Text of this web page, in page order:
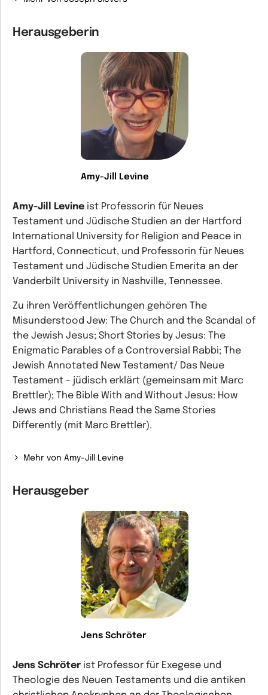
Herausgeberin
Amy-Jill Levine
Amy-Jill Levine ist Professorin für Neues
Testament und Jüdische Studien an der Hartford
International University for Religion and Peace in
Hartford, Connecticut, und Professorin für Neues
Testament und Jüdische Studien Emerita an der
Vanderbilt University in Nashville, Tennessee.
Zu ihren Veröffentlichungen gehören The
Misunderstood Jew: The Church and the Scandal of
the Jewish Jesus; Short Stories by Jesus: The
Enigmatic Parables of a Controversial Rabbi; The
Jewish Annotated New Testament/ Das Neue
Testament - jüdisch erklärt (gemeinsam mit Marc
Brettler); The Bible With and Without Jesus: How
Jews and Christians Read the Same Stories
Differently (mit Marc Brettler).
Mehr von Amy-Jill Levine
Herausgeber
Jens Schröter
Jens Schröter ist Professor für Exegese und
Theologie des Neuen Testaments und die antiken